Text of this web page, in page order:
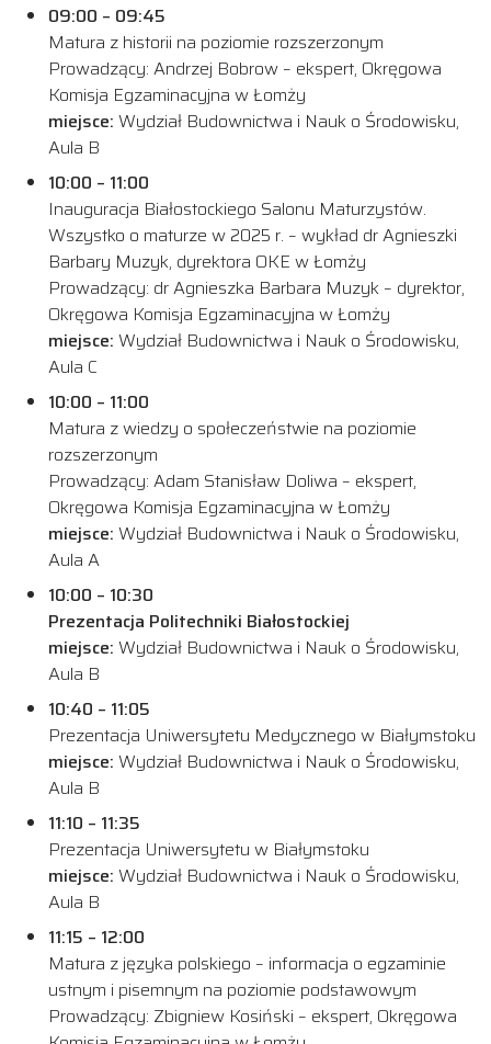
09:00 – 09:45
Matura z historii na poziomie rozszerzonym
Prowadzący: Andrzej Bobrow – ekspert, Okręgowa
Komisja Egzaminacyjna w Łomży
miejsce: Wydział Budownictwa i Nauk o Środowisku,
Aula B
10:00 – 11:00
Inauguracja Białostockiego Salonu Maturzystów.
Wszystko o maturze w 2025 r. – wykład dr Agnieszki
Barbary Muzyk, dyrektora OKE w Łomży
Prowadzący: dr Agnieszka Barbara Muzyk – dyrektor,
Okręgowa Komisja Egzaminacyjna w Łomży
miejsce: Wydział Budownictwa i Nauk o Środowisku,
Aula C
10:00 – 11:00
Matura z wiedzy o społeczeństwie na poziomie
rozszerzonym
Prowadzący: Adam Stanisław Doliwa – ekspert,
Okręgowa Komisja Egzaminacyjna w Łomży
miejsce: Wydział Budownictwa i Nauk o Środowisku,
Aula A
10:00 – 10:30
Prezentacja Politechniki Białostockiej
miejsce: Wydział Budownictwa i Nauk o Środowisku,
Aula B
10:40 – 11:05
Prezentacja Uniwersytetu Medycznego w Białymstoku
miejsce: Wydział Budownictwa i Nauk o Środowisku,
Aula B
11:10 – 11:35
Prezentacja Uniwersytetu w Białymstoku
miejsce: Wydział Budownictwa i Nauk o Środowisku,
Aula B
11:15 – 12:00
Matura z języka polskiego – informacja o egzaminie
ustnym i pisemnym na poziomie podstawowym
Prowadzący: Zbigniew Kosiński – ekspert, Okręgowa